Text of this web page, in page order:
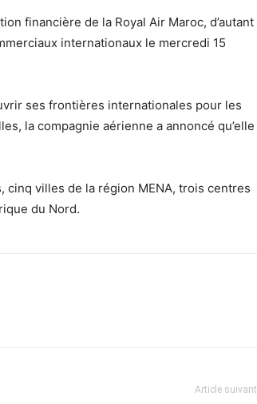
financière de la Royal Air Maroc, d’autant
internationaux le mercredi 15
ses frontières internationales pour les
la compagnie aérienne a annoncé qu’elle
villes de la région MENA, trois centres
du Nord.
Article suivant